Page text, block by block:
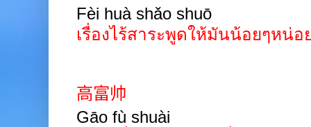
Fèi huà shǎo shuō
เรื่องไร้สาระพูดให้มันน้อยๆหน่อ
高富帅
Gāo fù shuài